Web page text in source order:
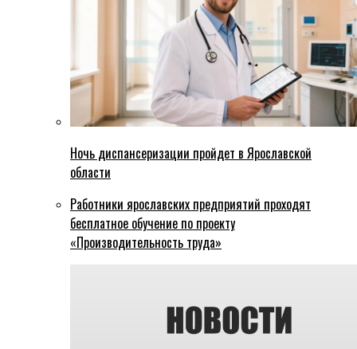
Ночь диспансеризации пройдет в Ярославской
области
Работники ярославских предприятий проходят
бесплатное обучение по проекту
«Производительность труда»